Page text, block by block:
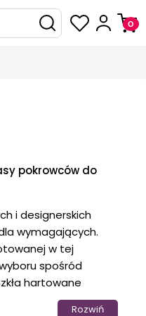
pokrowców do
i designerskich
wymagających.
w tej
spośród
hartowane
smartfona, a
Rozwiń